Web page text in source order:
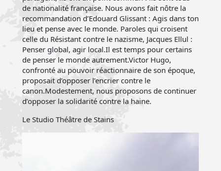
de nationalité française. Nous avons fait nôtre la
recommandation d’Edouard Glissant : Agis dans ton
lieu et pense avec le monde. Paroles qui croisent
celle du Résistant contre le nazisme, Jacques Ellul :
Penser global, agir local.Il est temps pour certains
de penser le monde autrement.Victor Hugo,
confronté au pouvoir réactionnaire de son époque,
proposait d’opposer l’encrier contre le
canon.Modestement, nous proposons de continuer
d’opposer la solidarité contre la haine.
Le Studio Théâtre de Stains